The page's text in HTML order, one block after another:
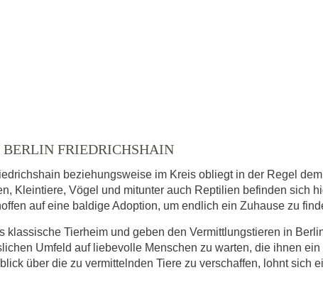
FRIEDRICHSHAIN
beziehungsweise im Kreis obliegt in der Regel
Kleintiere, Vögel und mitunter auch Reptilien befinden sich
auf eine baldige Adoption, um endlich ein Zuhause zu
klassische Tierheim und geben den Vermittlungstieren in
Umfeld auf liebevolle Menschen zu warten, die ihnen
über die zu vermittelnden Tiere zu verschaffen, lohnt sich